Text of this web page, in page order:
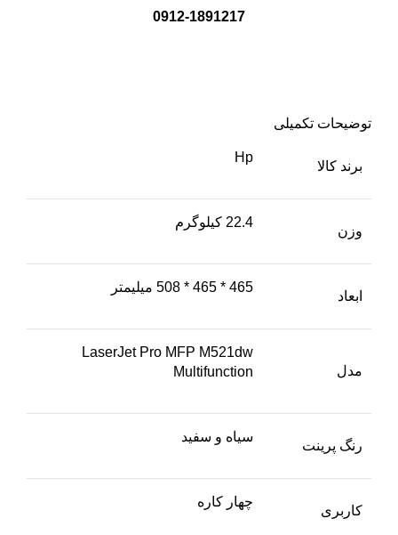
0912-1891217
توضیحات تکمیلی
برند کالا
Hp
وزن
22.4 کیلوگرم
ابعاد
465 * 465 * 508 میلیمتر
مدل
LaserJet Pro MFP M521dw
Multifunction
رنگ پرینت
سیاه و سفید
کاربری
چهار کاره